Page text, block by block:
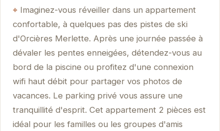
Imaginez-vous réveiller dans un appartement
confortable, à quelques pas des pistes de ski
d'Orcières Merlette. Après une journée passée à
dévaler les pentes enneigées, détendez-vous au
bord de la piscine ou profitez d'une connexion
wifi haut débit pour partager vos photos de
vacances. Le parking privé vous assure une
tranquillité d'esprit. Cet appartement 2 pièces est
idéal pour les familles ou les groupes d'amis